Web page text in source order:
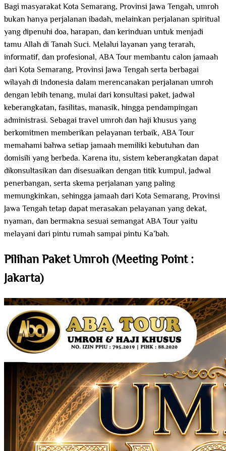
Bagi masyarakat Kota Semarang, Provinsi Jawa Tengah, umroh
bukan hanya perjalanan ibadah, melainkan perjalanan spiritual
yang dipenuhi doa, harapan, dan kerinduan untuk menjadi
tamu Allah di Tanah Suci. Melalui layanan yang terarah,
informatif, dan profesional, ABA Tour membantu calon jamaah
dari Kota Semarang, Provinsi Jawa Tengah serta berbagai
wilayah di Indonesia dalam merencanakan perjalanan umroh
dengan lebih tenang, mulai dari konsultasi paket, jadwal
keberangkatan, fasilitas, manasik, hingga pendampingan
administrasi. Sebagai travel umroh dan haji khusus yang
berkomitmen memberikan pelayanan terbaik, ABA Tour
memahami bahwa setiap jamaah memiliki kebutuhan dan
domisili yang berbeda. Karena itu, sistem keberangkatan dapat
dikonsultasikan dan disesuaikan dengan titik kumpul, jadwal
penerbangan, serta skema perjalanan yang paling
memungkinkan, sehingga jamaah dari Kota Semarang, Provinsi
Jawa Tengah tetap dapat merasakan pelayanan yang dekat,
nyaman, dan bermakna sesuai semangat ABA Tour yaitu
melayani dari pintu rumah sampai pintu Ka’bah.
Pilihan Paket Umroh (Meeting Point :
Jakarta)